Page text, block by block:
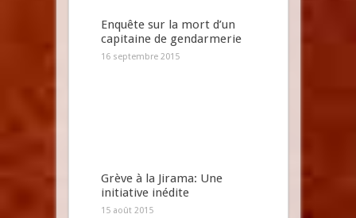
Enquête sur la mort d’un
capitaine de gendarmerie
16 septembre 2015
Grève à la Jirama: Une
initiative inédite
15 août 2015